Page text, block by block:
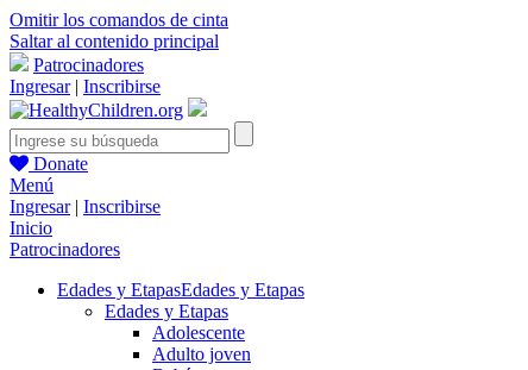
Omitir los comandos de cinta
Saltar al contenido principal
Patrocinadores
Ingresar| Inscribirse
Donate
Menú
Ingresar| Inscribirse
Inicio
Patrocinadores
Edades y EtapasEdades y Etapas
Edades y Etapas
Adolescente
Adulto joven